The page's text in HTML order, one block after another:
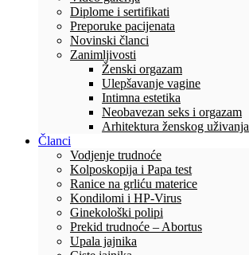
Diplome i sertifikati
Preporuke pacijenata
Novinski članci
Zanimljivosti
Ženski orgazam
Ulepšavanje vagine
Intimna estetika
Neobavezan seks i orgazam
Arhitektura ženskog uživanja
Članci
Vodjenje trudnoće
Kolposkopija i Papa test
Ranice na grliću materice
Kondilomi i HP-Virus
Ginekološki polipi
Prekid trudnoće – Abortus
Upala jajnika